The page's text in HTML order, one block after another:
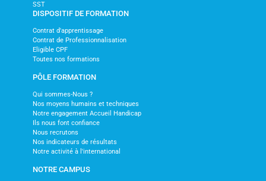
SST
DISPOSITIF DE FORMATION
Contrat d'apprentissage
Contrat de Professionnalisation
Eligible CPF
Toutes nos formations
PÔLE FORMATION
Qui sommes-Nous ?
Nos moyens humains et techniques
Notre engagement Accueil Handicap
Ils nous font confiance
Nous recrutons
Nos indicateurs de résultats
Notre activité à l'international
NOTRE CAMPUS